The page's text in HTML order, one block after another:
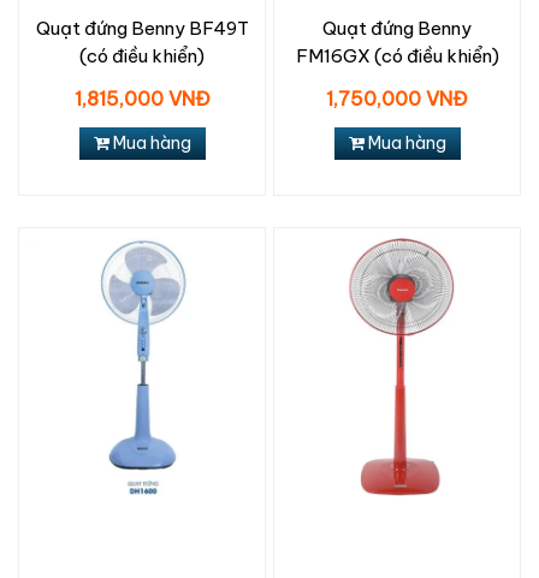
Quạt đứng Benny BF49T
(có điều khiển)
1,815,000 VNĐ
Mua hàng
Quạt đứng Benny
FM16GX (có điều khiển)
1,750,000 VNĐ
Mua hàng